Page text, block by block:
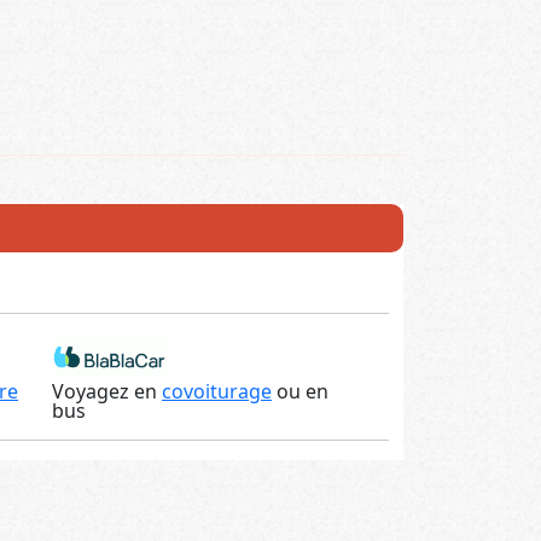
Voyagez en covoiturage ou en
bus